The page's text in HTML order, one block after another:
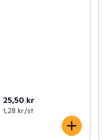
25,50 kr
1,28 kr /st